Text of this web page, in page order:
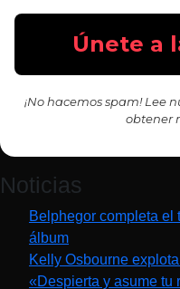
¡No hacemos spam! Lee
obtener
Noticias
Belphegor completa el
álbum
Kelly Osbourne
«Despierta y asume tu